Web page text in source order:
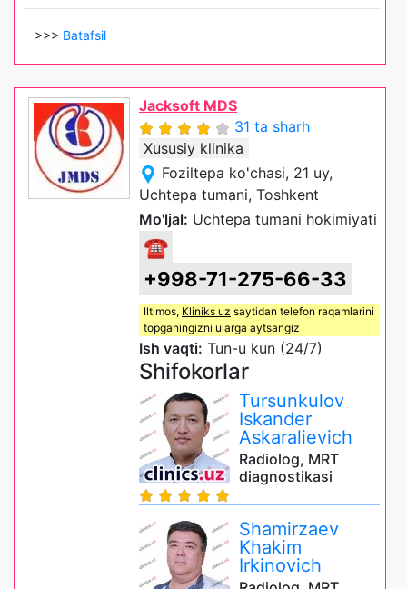
>>> Batafsil
Jacksoft MDS
31 ta sharh
Xususiy klinika
Foziltepa ko'chasi, 21 uy,
Uchtepa tumani, Toshkent
Mo'ljal: Uchtepa tumani hokimiyati
☎
+998-71-275-66-33
Iltimos, Kliniks uz saytidan telefon raqamlarini
topganingizni ularga aytsangiz
Ish vaqti: Tun-u kun (24/7)
Shifokorlar
Tursunkulov
Iskander
Askaralievich
Radiolog, MRT
diagnostikasi
Shamirzaev
Khakim
Irkinovich